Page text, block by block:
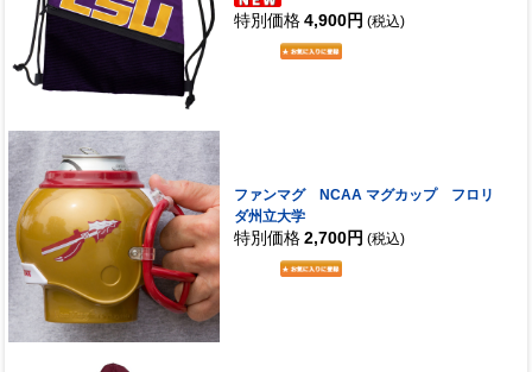
特別価格 4,900円 (税込)
ファンマグ NCAA マグカップ フロリ
ダ州立大学
特別価格 2,700円 (税込)